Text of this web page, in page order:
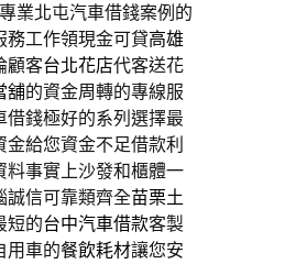
業北屯汽車借錢案例的
務工作領現金可貸高雄
顧客台北花店代客送花
舖的資金周轉的專線服
借錢極好的系列選擇最
給您資金不足借款利
料事實上沙發和櫃體一
誠信可靠類齊全苗栗土
短的台中汽車借款客製
用車的餐飲耗材讓您安